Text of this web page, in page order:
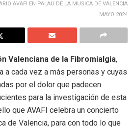
AVAFI EN PALAU DE LA MUSICA DE VALENCIA
MAYO 2024
Valenciana de la Fibromialgia,
a cada vez a más personas y cuyas
por el dolor que padecen.
para la investigación de esta
que AVAFI celebra un concierto
de Valencia, para con todo lo que